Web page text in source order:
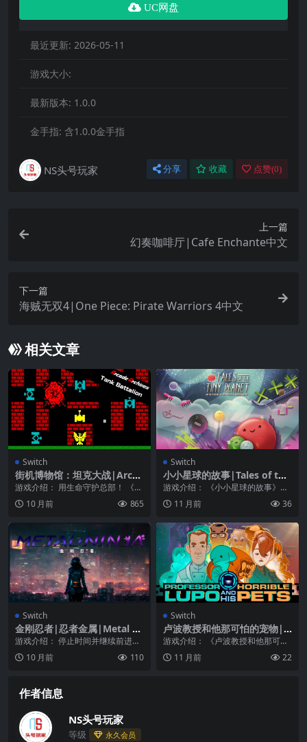
UC网盘
最近更新: 2026-05-11
游戏大小:
最新版本: 1.0.0
金手指: 含1.0.0金手指
NS头号玩家 分享 收藏 点赞(0)
上一篇
幻奏咖啡厅|Cafe Enchante中文
下一篇
海贼无双4|One Piece: Pirate Warriors 4中文
相关文章
Switch
街机博物馆：坦克大战|Arcad
e Archives: Tank Battalion
游戏介绍： 用生命守护总部！ 《坦
克大战》是 NAMCO（Bandai Na
mc...10 月前 865
Switch
小小星球的故事|Tales of the
Tiny Planet
游戏介绍： 《小小星球的故事》一
个按钮控制一切——你觉得这很简
单吗？ 《小小星球...
11 月前 36
Switch
金刚忍者|忍者金属|Metal Ni
nja
游戏介绍： 停止时间并继续前进。
一种新型的 2D 滚动动作游戏。 主
角是从 2...
10 月前 110
Switch
卢波教授和他那可怕的宠物|P
rofessor Lupo and his Horr
游戏介绍： 《卢波教授和他那可怕
的宠物》在这个充满外星生物的疯
狂益智冒险游戏中，...
11 月前 22
作者信息
NS头号玩家
等级 永久会员